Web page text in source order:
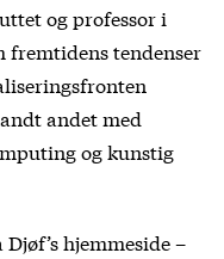
og professor i
fremtidens tendenser
andet med
og kunstig
hjemmeside –